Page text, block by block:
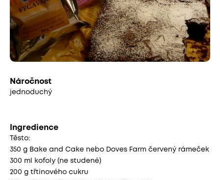
Náročnost
jednoduchý
Ingredience
Těsto:
350 g Bake and Cake nebo Doves Farm červený rámeček
300 ml kofoly (ne studené)
200 g třtinového cukru